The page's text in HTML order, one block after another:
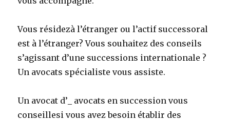
Vous résidezà l’étranger ou l’actif successoral
est à l’étranger? Vous souhaitez des conseils
s’agissant d’une successions internationale ?
Un avocats spécialiste vous assiste.
Un avocat d’_ avocats en succession vous
conseillesi vous avez besoin établir des